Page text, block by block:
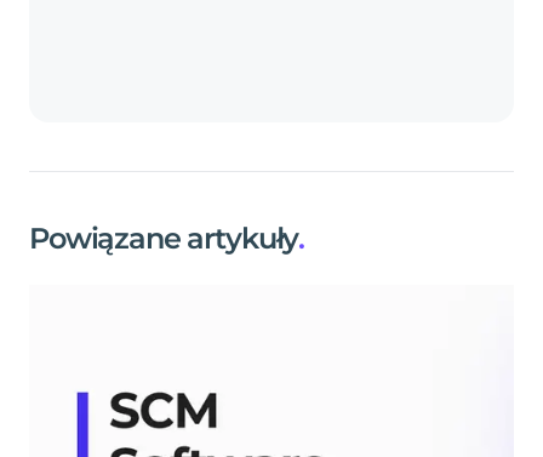
Powiązane artykuły.